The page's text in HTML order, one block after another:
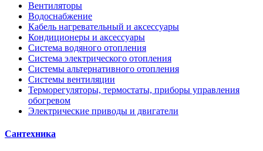
Вентиляторы
Водоснабжение
Кабель нагревательный и аксессуары
Кондиционеры и аксессуары
Система водяного отопления
Система электрического отопления
Системы альтернативного отопления
Системы вентиляции
Терморегуляторы, термостаты, приборы управления
обогревом
Электрические приводы и двигатели
Сантехника